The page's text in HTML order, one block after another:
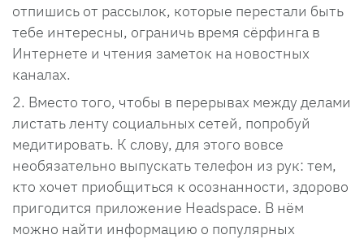
отпишись от рассылок, которые перестали быть
тебе интересны, ограничь время сёрфинга в
Интернете и чтения заметок на новостных
каналах.
Вместо того, чтобы в перерывах между делами
листать ленту социальных сетей, попробуй
медитировать. К слову, для этого вовсе
необязательно выпускать телефон из рук: тем,
кто хочет приобщиться к осознанности, здорово
пригодится приложение Headspace. В нём
можно найти информацию о популярных